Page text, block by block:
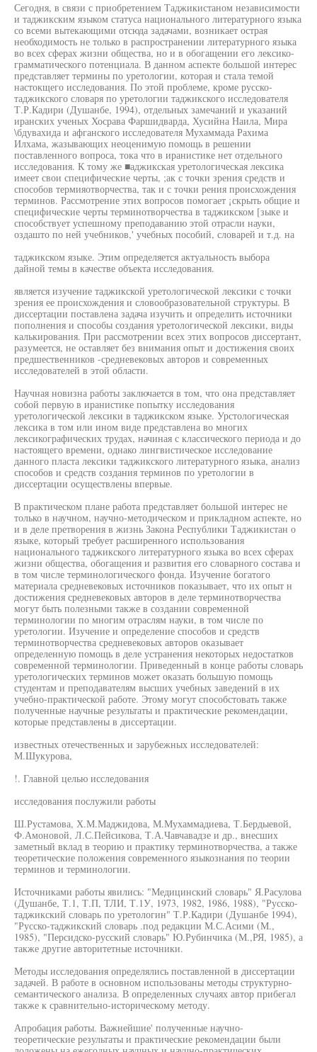
Сегодня, в связи с приобретением Таджикистаном независимости
и таджикским языком статуса национального литературного языка
со всеми вытекающими отсюда задачами, возникает острая
необходимость не только в распространении литературного языка
во всех сферах жизни общества, но и в обогащении его лексико-
грамматического потенциала. В данном аспекте большой интерес
представляет термины по уретологии, которая и стала темой
настокщего исследования. По этой проблеме, кроме русско-
таджикского словаря по уретологии таджикского исследователя
Т.Р.Кадири (Душанбе, 1994), отдельных замечаний и указаний
иранских ученых Хосрава Фаршидварда, Хусийна Наила, Мира
\бдувахида и афганского исследователя Мухаммада Рахима
Илхама, жазывающих неоценимую помощь в решении
поставленного вопроса, тока что в иранистике нет отдельного
исследования. К тому же ■аджикская уретологическая лексика
имеет свои специфические черты, ;ак с точки зрения средств и
способов термияотворчества, так и с точки рения происхождения
терминов. Рассмотрение этих вопросов помогает ¡скрыть общие и
специфические черты терминотворчества в таджикском [зыке и
способствует успешному преподаванию этой отрасли науки,
оздашто по ней учебников,' учебных пособий, словарей и т.д. на
таджикском языке. Этим определяется актуальность выбора
дайной темы в качестве объекта исследования.
является изучение таджикской уретологической лексики с точки
зрения ее происхождения и словообразовательной структуры. В
диссертации поставлена задача изучить и определить источники
пополнения и способы создания уретологической лексики, виды
калькирования. При рассмотрении всех этих вопросов диссертант,
разумеется, не оставляет без внимания опыт и достижения своих
предшественников -средневековых авторов и современных
исследователей в этой области.
Научная новизна работы заключается в том, что она представляет
собой первую в иранистике попытку исследования
уретологической лексики в таджикском языке. Урстологическая
лексика в том или ином виде представлена во многих
лексикографических трудах, начиная с классического периода и до
настоящего времени, однако лингвистическое исследование
данного пласта лексики таджикского литературного языка, анализ
способов и средств создания терминов по уретологии в
диссертации осуществлены впервые.
В практическом плане работа представляет большой интерес не
только в научном, научно-методическом и прикладном аспекте, но
и в деле претворения в жизнь Закона Республики Таджикистан о
языке, который требует расширенного использования
национального таджикского литературного языка во всех сферах
жизни общества, обогащения и развития его словарного состава и
в том числе терминологического фонда. Изучение богатого
материала средневековых источников показывает, что их опыт н
достижения средневековых авторов в деле терминотворчества
могут быть полезными также в создании современной
терминологии по многим отраслям науки, в том числе по
уретологии. Изучение и определение способов и средств
терминотворчества средневековых авторов оказывает
определенную помощь в деле устранения некоторых недостатков
современной терминологии. Приведенный в конце работы словарь
уретологических терминов может оказать большую помощь
студентам и преподавателям высших учебных заведений в их
учебно-практической работе. Этому могут способстовать также
полученные научные результаты и практические рекомендации,
которые представлены в диссертации.
известных отечественных и зарубежных исследователей:
М.Шукурова,
!. Главной целью исследования
исследования послужили работы
Ш.Рустамова, Х.М.Маджидова, М.Мухаммадиева, Т.Бердыевой,
Ф.Амоновой, Л.С.Пейсикова, Т.А.Чавчавадзе и др., внесших
заметный вклад в теорию и практику терминотворчества, а также
теоретические положения современного языкознания по теории
терминов и терминологии.
Источниками работы явились: "Медицинский словарь" Я.Расулова
(Душанбе, Т.1, Т.П, ТЛИ, Т.1У, 1973, 1982, 1986, 1988), "Русско-
таджикский словарь по уретологин" Т.Р.Кадири (Душанбе 1994),
"Русско-таджикский словарь .под редакции М.С.Асими (М.,
1985), "Персидско-русский словарь" Ю.Рубинчика (М.,РЯ, 1985), а
также другие авторитетные источники.
Методы исследования определялись поставленной в диссертации
задачей. В работе в основном использованы методы структурно-
семантического анализа. В определенных случаях автор прибегал
также к сравнительно-историческому методу.
Апробация работы. Важнейшие' полученные научно-
теоретические результаты и практические рекомендации были